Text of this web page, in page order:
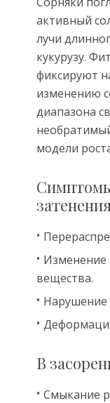
активный
лучи
кукурузу.
фиксируют
изменению
диапазона
модели
Изменение
вещества.
Нарушение
В
Смыкание